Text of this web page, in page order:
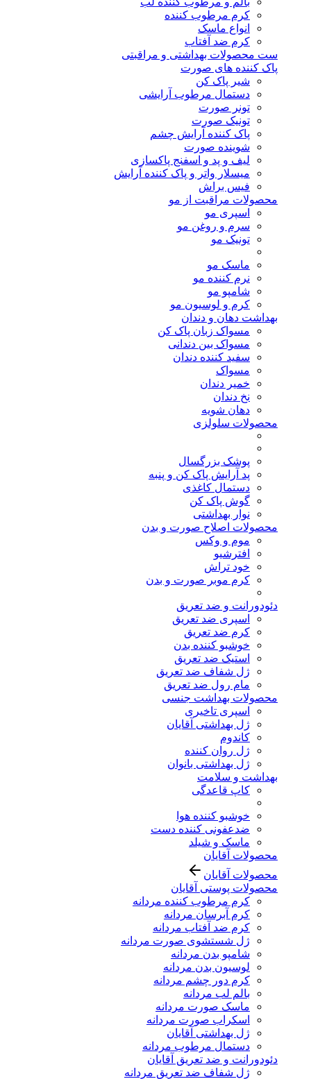
کرم مرطوب کننده
انواع ماسک
کرم ضد آفتاب
ست محصولات بهداشتی و مراقبتی
پاک کننده های صورت
شیر پاک کن
دستمال مرطوب آرایشی
تونر صورت
تونیک صورت
پاک کننده آرایش چشم
شوینده صورت
لیف و پد و اسفنج پاکسازی
میسلار واتر و پاک کننده آرایش
فیس براش
محصولات مراقبت از مو
اسپری مو
سرم و روغن مو
تونیک مو
ماسک مو
نرم کننده مو
شامپو مو
کرم و لوسیون مو
بهداشت دهان و دندان
مسواک زبان پاک کن
مسواک بین دندانی
سفید کننده دندان
مسواک
خمیر دندان
نخ دندان
دهان شویه
محصولات سلولزی
پوشک بزرگسال
پد آرایش پاک کن و پنبه
دستمال کاغذی
گوش پاک کن
نوار بهداشتی
محصولات اصلاح صورت و بدن
موم و وکس
افترشیو
خود تراش
کرم موبر صورت و بدن
دئودورانت و ضد تعریق
اسپری ضد تعریق
کرم ضد تعریق
خوشبو کننده بدن
استیک ضد تعریق
ژل شفاف ضد تعریق
مام رول ضد تعریق
محصولات بهداشت جنسی
اسپری تاخیری
ژل بهداشتی آقایان
کاندوم
ژل روان کننده
ژل بهداشتی بانوان
بهداشت و سلامت
کاپ قاعدگی
خوشبو کننده هوا
ضدعفونی کننده دست
ماسک و شیلد
محصولات آقایان
محصولات آقایان
محصولات پوستی آقایان
کرم مرطوب کننده مردانه
کرم آبرسان مردانه
کرم ضد آفتاب مردانه
ژل شستشوی صورت مردانه
شامپو بدن مردانه
لوسیون بدن مردانه
کرم دور چشم مردانه
بالم لب مردانه
ماسک صورت مردانه
اسکراب صورت مردانه
ژل بهداشتی آقایان
دستمال مرطوب مردانه
دئودورانت و ضد تعریق آقایان
ژل شفاف ضد تعریق مردانه